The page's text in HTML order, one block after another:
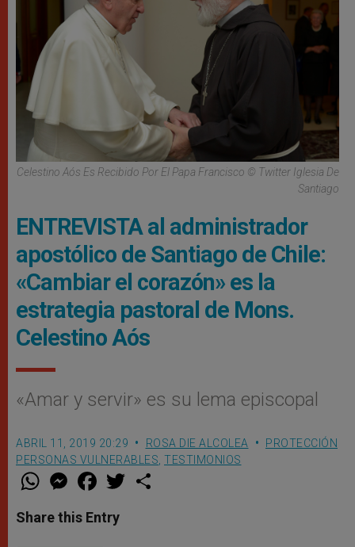
Celestino Aós Es Recibido Por El Papa Francisco © Twitter Iglesia De
Santiago
ENTREVISTA al administrador
apostólico de Santiago de Chile:
«Cambiar el corazón» es la
estrategia pastoral de Mons.
Celestino Aós
«Amar y servir» es su lema episcopal
ABRIL 11, 2019 20:29 ROSA DIE ALCOLEA
PROTECCIÓN
PERSONAS VULNERABLES, TESTIMONIOS
W
t
s
M
e
s
e
F
a
e
b
w
Share this Entry